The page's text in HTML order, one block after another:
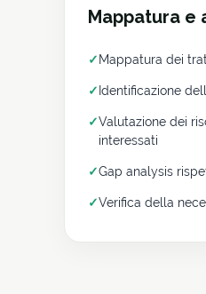
Mappatura e
✓ Mappatura dei
✓ Identificazione
✓Valutazione dei
interessati
✓Gap analysis
✓Verifica della